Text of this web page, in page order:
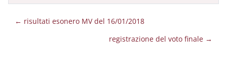
← risultati esonero MV del 16/01/2018
registrazione del voto finale →